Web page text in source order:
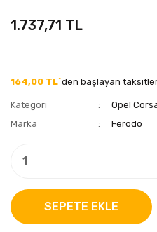
1.737,71 TL
164,00 TL`den başlayan
Kategori
Opel
Marka
Ferodo
SEPETE EKLE